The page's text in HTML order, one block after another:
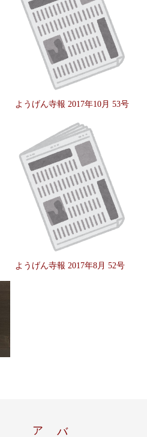
ようげん寺報 2017年10月 53号
ようげん寺報 2017年8月 52号